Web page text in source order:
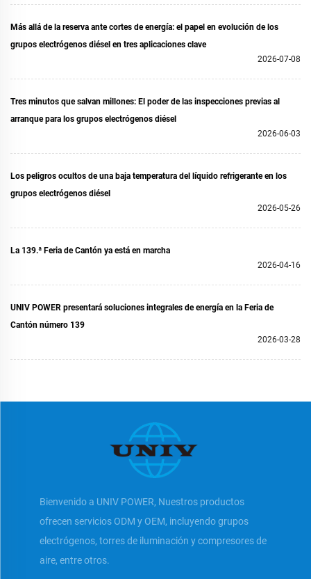
Más allá de la reserva ante cortes de energía: el papel en evolución de los
grupos electrógenos diésel en tres aplicaciones clave
2026-07-08
Tres minutos que salvan millones: El poder de las inspecciones previas al
arranque para los grupos electrógenos diésel
2026-06-03
Los peligros ocultos de una baja temperatura del líquido refrigerante en los
grupos electrógenos diésel
2026-05-26
La 139.ª Feria de Cantón ya está en marcha
2026-04-16
UNIV POWER presentará soluciones integrales de energía en la Feria de
Cantón número 139
2026-03-28
Bienvenido a UNIV POWER, Nuestros productos
ofrecen servicios ODM y OEM, incluyendo grupos
electrógenos, torres de iluminación y compresores de
aire, entre otros.